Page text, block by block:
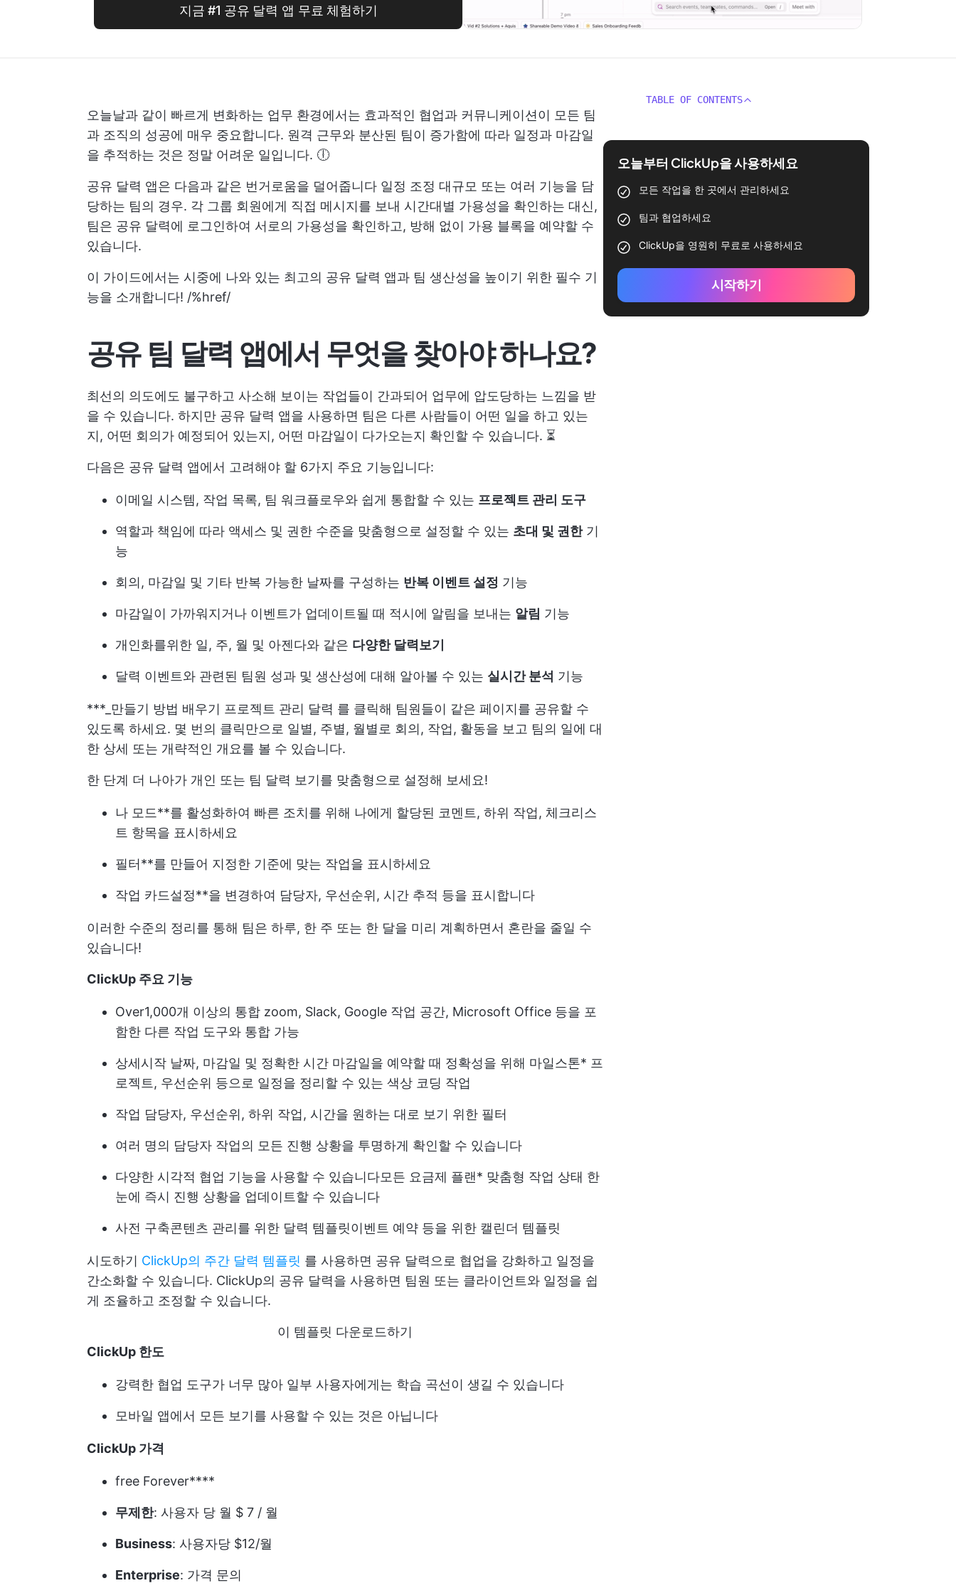
지금 #1 공유 달력 앱 무료 체험하기
오늘날과 같이 빠르게 변화하는 업무 환경에서는 효과적인 협업과 커뮤니케이션이 모든 팀
과 조직의 성공에 매우 중요합니다. 원격 근무와 분산된 팀이 증가함에 따라 일정과 마감일
을 추적하는 것은 정말 어려운 일입니다. 🕕
공유 달력 앱은 다음과 같은 번거로움을 덜어줍니다 일정 조정 대규모 또는 여러 기능을 담
당하는 팀의 경우. 각 그룹 회원에게 직접 메시지를 보내 시간대별 가용성을 확인하는 대신,
팀은 공유 달력에 로그인하여 서로의 가용성을 확인하고, 방해 없이 가용 블록을 예약할 수
있습니다.
이 가이드에서는 시중에 나와 있는 최고의 공유 달력 앱과 팀 생산성을 높이기 위한 필수 기
능을 소개합니다! /%href/
공유 팀 달력 앱에서 무엇을 찾아야 하나요?
최선의 의도에도 불구하고 사소해 보이는 작업들이 간과되어 업무에 압도당하는 느낌을 받
을 수 있습니다. 하지만 공유 달력 앱을 사용하면 팀은 다른 사람들이 어떤 일을 하고 있는
지, 어떤 회의가 예정되어 있는지, 어떤 마감일이 다가오는지 확인할 수 있습니다. ⏳
다음은 공유 달력 앱에서 고려해야 할 6가지 주요 기능입니다:
이메일 시스템, 작업 목록, 팀 워크플로우와 쉽게 통합할 수 있는 프로젝트 관리 도구
역할과 책임에 따라 액세스 및 권한 수준을 맞춤형으로 설정할 수 있는 초대 및 권한기
능
회의, 마감일 및 기타 반복 가능한 날짜를 구성하는 반복 이벤트 설정 기능
마감일이 가까워지거나 이벤트가 업데이트될 때 적시에 알림을 보내는 알림 기능
개인화를위한 일, 주, 월 및 아젠다와 같은 다양한 달력보기
달력 이벤트와 관련된 팀원 성과 및 생산성에 대해 알아볼 수 있는 실시간 분석 기능
***_만들기 방법 배우기 프로젝트 관리 달력 를 클릭해 팀원들이 같은 페이지를 공유할 수
있도록 하세요. 몇 번의 클릭만으로 일별, 주별, 월별로 회의, 작업, 활동을 보고 팀의 일에 대
한 상세 또는 개략적인 개요를 볼 수 있습니다.
한 단계 더 나아가 개인 또는 팀 달력 보기를 맞춤형으로 설정해 보세요!
나 모드**를 활성화하여 빠른 조치를 위해 나에게 할당된 코멘트, 하위 작업, 체크리스
트 항목을 표시하세요
필터**를 만들어 지정한 기준에 맞는 작업을 표시하세요
작업 카드설정**을 변경하여 담당자, 우선순위, 시간 추적 등을 표시합니다
이러한 수준의 정리를 통해 팀은 하루, 한 주 또는 한 달을 미리 계획하면서 혼란을 줄일 수
있습니다!
ClickUp 주요 기능
Over1,000개 이상의 통합 zoom, Slack, Google 작업 공간, Microsoft Office 등을 포
함한 다른 작업 도구와 통합 가능
상세시작 날짜, 마감일 및 정확한 시간 마감일을 예약할 때 정확성을 위해 마일스톤* 프
로젝트, 우선순위 등으로 일정을 정리할 수 있는 색상 코딩 작업
작업 담당자, 우선순위, 하위 작업, 시간을 원하는 대로 보기 위한 필터
여러 명의 담당자 작업의 모든 진행 상황을 투명하게 확인할 수 있습니다
다양한 시각적 협업 기능을 사용할 수 있습니다모든 요금제 플랜* 맞춤형 작업 상태 한
눈에 즉시 진행 상황을 업데이트할 수 있습니다
사전 구축콘텐츠 관리를 위한 달력 템플릿이벤트 예약 등을 위한 캘린더 템플릿
시도하기 ClickUp의 주간 달력 템플릿 를 사용하면 공유 달력으로 협업을 강화하고 일정을
간소화할 수 있습니다. ClickUp의 공유 달력을 사용하면 팀원 또는 클라이언트와 일정을 쉽
게 조율하고 조정할 수 있습니다.
이 템플릿 다운로드하기
ClickUp 한도
강력한 협업 도구가 너무 많아 일부 사용자에게는 학습 곡선이 생길 수 있습니다
모바일 앱에서 모든 보기를 사용할 수 있는 것은 아닙니다
ClickUp 가격
free Forever****
무제한: 사용자 당 월 $ 7 / 월
Business: 사용자당 $12/월
Enterprise: 가격 문의
TABLE OF CONTENTS
오늘부터 ClickUp을 사용하세요
모든 작업을 한 곳에서 관리하세요
팀과 협업하세요
ClickUp을 영원히 무료로 사용하세요
시작하기